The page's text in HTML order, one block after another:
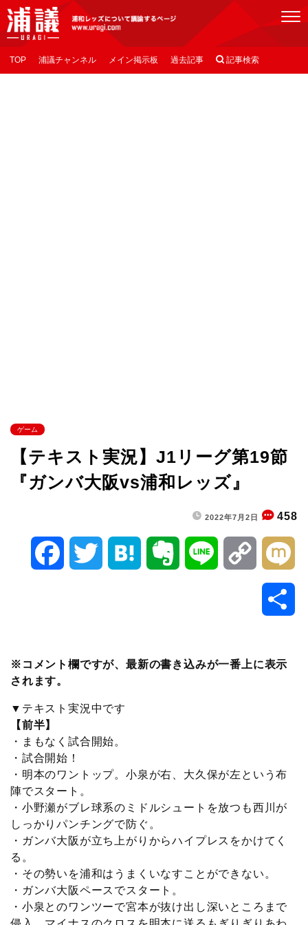
[浦議]浦和レッズについて議論するページ
TOP 浦議チャンネル メイン掲示板 過去記事  記事検索
ゲーム
【テキスト実況】J1リーグ第19節
『ガンバ大阪vs浦和レッズ』
2022年7月2日 458
o
o
※コメント欄ですが、最新の書き込みが一番上に表示
されます。
▼テキスト実況中です
【前半】
・まもなく試合開始。
・試合開始！
・明本のワントップ。小泉が右、大久保が左という布
陣でスタート。
・小野瀬がブレ球系のミドルシュートを放つも西川が
しっかりパンチングで防ぐ。
・ガンバ大阪が立ち上がりからハイプレスをかけてく
る。
・その勢いを浦和はうまくいなすことができない。
・ガンバ大阪ペースでスタート。
・小泉とのワンツーで宮本が抜け出し深いところまで